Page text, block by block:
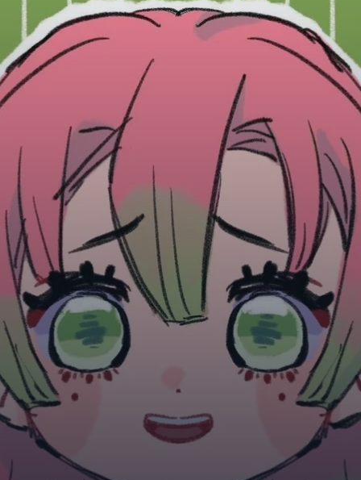
Đang mởhttps://giaydabonghana.com/chibi-mitsuri